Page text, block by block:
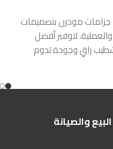
مودرن بتصميمات
لتوفير أفضل
راقٍ وجودة تدوم
والصيانة